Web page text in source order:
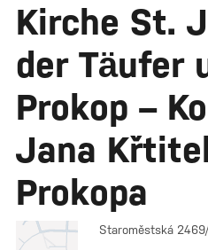
Kirche St.
der Täufer
Prokop –
Jana
Prokopa
Staroměstská